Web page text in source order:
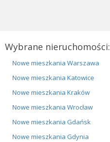
Wybrane nieruchomości:
Nowe mieszkania Warszawa
Nowe mieszkania Katowice
Nowe mieszkania Kraków
Nowe mieszkania Wrocław
Nowe mieszkania Gdańsk
Nowe mieszkania Gdynia